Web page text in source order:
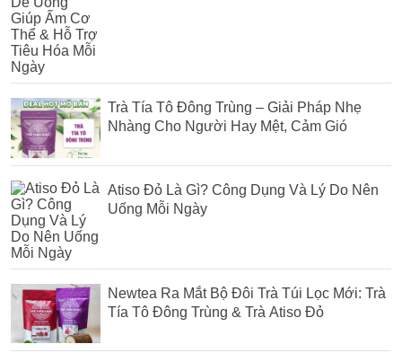
Trà Tía Tô Đông Trùng – Giải Pháp Nhẹ
Nhàng Cho Người Hay Mệt, Cảm Gió
Atiso Đỏ Là Gì? Công Dụng Và Lý Do Nên
Uống Mỗi Ngày
Newtea Ra Mắt Bộ Đôi Trà Túi Lọc Mới: Trà
Tía Tô Đông Trùng & Trà Atiso Đỏ